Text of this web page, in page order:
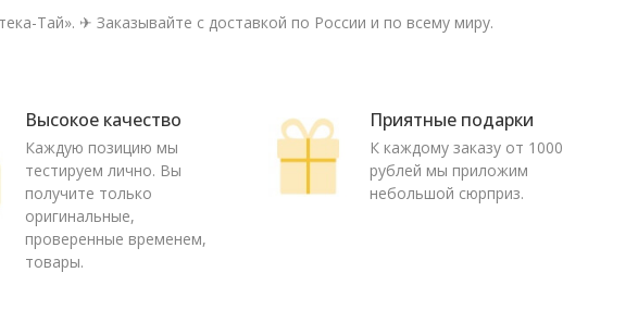
Тай». ✈ Заказывайте с доставкой по России и по всему миру.
Высокое качество
Каждую позицию мы
тестируем лично. Вы
получите только
оригинальные,
проверенные временем,
товары.
Приятные подарки
К каждому заказу от 1000
рублей мы приложим
небольшой сюрприз.